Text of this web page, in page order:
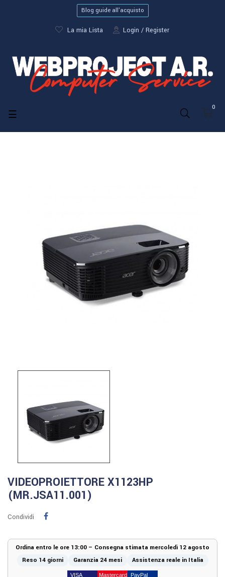
Blog guide all'acquisto
La mia Lista Login Register
0
navigazione
☰
VIDEOPROIETTORE X1123HP
(MR.JSA11.001)
Condividi
Ordina entro le ore 13:00 – Consegna stimata mercoledì 12 agosto
Reso 14 giorni
Garanzia 24 mesi Assistenza reale in Italia